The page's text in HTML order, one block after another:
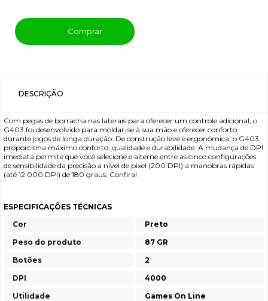
Comprar
DESCRIÇÃO
Com pegas de borracha nas laterais para oferecer um controle adicional, o
G403 foi desenvolvido para moldar-se à sua mão e oferecer conforto
durante jogos de longa duração. De construção leve e ergonômica, o G403
proporciona máximo conforto, qualidade e durabilidade. A mudança de DPI
imediata permite que você selecione e alterne entre as cinco configurações
de sensibilidade da precisão a nível de pixel (200 DPI) a manobras rápidas
(até 12.000 DPI) de 180 graus. Confira!
ESPECIFICAÇÕES TÉCNICAS
Cor
Preto
Peso do produto
87 GR
Botões
2
DPI
4000
Utilidade
Games On Line